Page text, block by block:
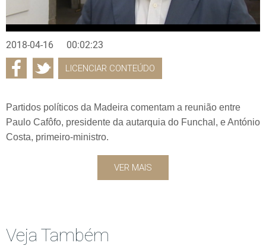
2018-04-16 00:02:23
LICENCIAR CONTEÚDO
Partidos políticos da Madeira comentam a reunião entre
Paulo Cafôfo, presidente da autarquia do Funchal, e António
Costa, primeiro-ministro.
VER MAIS
Veja Também